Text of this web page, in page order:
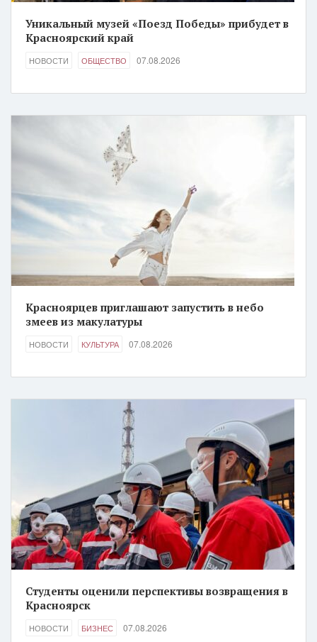
Уникальный музей «Поезд Победы» прибудет в
Красноярский край
НОВОСТИ ОБЩЕСТВО 07.08.2026
Красноярцев приглашают запустить в небо
змеев из макулатуры
НОВОСТИ КУЛЬТУРА 07.08.2026
Студенты оценили перспективы возвращения в
Красноярск
НОВОСТИ БИЗНЕС 07.08.2026